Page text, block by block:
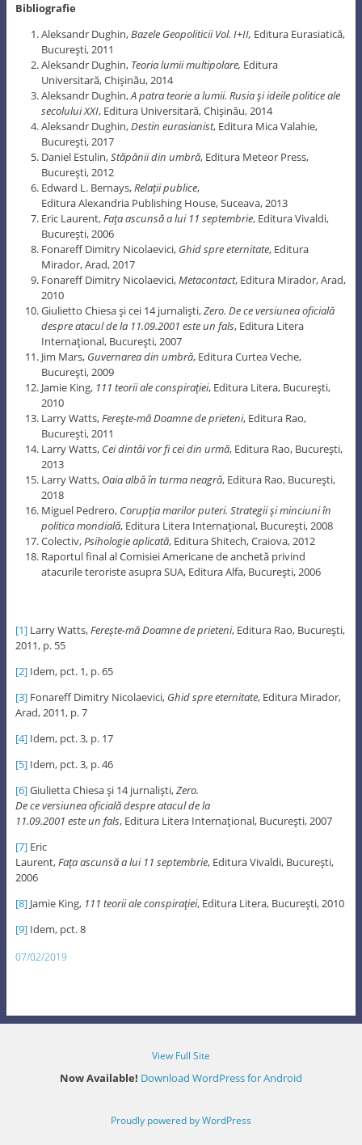
Bibliografie
Aleksandr Dughin,Bazele Geopoliticii Vol. I+II, Editura Eurasiatică,
Bucureşti, 2011
Aleksandr Dughin, Teoria lumii multipolare, Editura
Universitară, Chişinău, 2014
Aleksandr Dughin,A patra teorie a lumii. Rusia şi ideile politice ale
secolului XXI, Editura Universitară, Chişinău, 2014
Aleksandr Dughin,Destin eurasianist, Editura Mica Valahie,
Bucureşti, 2017
Daniel Estulin,Stăpânii din umbră, Editura Meteor Press,
Bucureşti, 2012
Edward L. Bernays,Relaţii publice,
Editura Alexandria Publishing House, Suceava, 2013
Eric Laurent,Faţa ascunsă a lui 11 septembrie, Editura Vivaldi,
Bucureşti, 2006
Fonareff Dimitry Nicolaevici, Ghid spre eternitate, Editura
Mirador, Arad, 2017
Fonareff Dimitry Nicolaevici,Metacontact, Editura Mirador, Arad,
2010
Giulietto Chiesa şi cei 14 jurnalişti,Zero. De ce versiunea oficială
despre atacul de la 11.09.2001 este un fals, Editura Litera
Internaţional, Bucureşti, 2007
Jim Mars, Guvernarea din umbră, Editura Curtea Veche,
Bucureşti, 2009
Jamie King, 111 teorii ale conspiraţiei, Editura Litera, Bucureşti,
2010
Larry Watts,Fereşte-mă Doamne de prieteni, Editura Rao,
Bucureşti, 2011
Larry Watts, Cei dintâi vor fi cei din urmă, Editura Rao, Bucureşti,
2013
Larry Watts, Oaia albă în turma neagră, Editura Rao, Bucureşti,
2018
Miguel Pedrero, Corupţia marilor puteri. Strategii şi minciuni în
politica mondială, Editura Litera Internaţional, Bucureşti, 2008
Colectiv,Psihologie aplicată, Editura Shitech, Craiova, 2012
Raportul final al Comisiei Americane de anchetă privind
atacurile teroriste asupra SUA, Editura Alfa, Bucureşti, 2006
[1]Larry Watts,Fereşte-măDoamne de prieteni, Editura Rao, Bucureşti,
2011, p. 55
[2]Idem, pct. 1, p. 65
[3]Fonareff Dimitry Nicolaevici, Ghidspre eternitate, Editura Mirador,
Arad, 2011, p. 7
[4]Idem, pct. 3, p. 17
[5]Idem, pct. 3, p. 46
[6]Giulietta Chiesa şi 14 jurnalişti,Zero.
De ce versiunea oficială despre atacul de la
11.09.2001 este un fals, Editura Litera Internaţional, Bucureşti, 2007
[7]Eric
Laurent,Faţaascunsă a lui 11 septembrie, Editura Vivaldi, Bucureşti,
2006
[8]Jamie King, 111 teorii ale conspiraţiei, Editura Litera, Bucureşti, 2010
[9]Idem, pct. 8
07/02/2019
View Full Site
Now Available! Download WordPress for Android
Proudly powered by WordPress